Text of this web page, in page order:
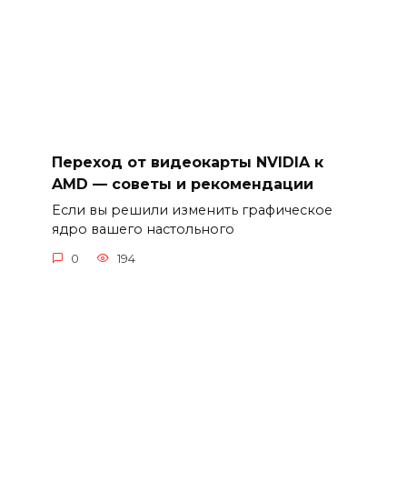
Переход от видеокарты NVIDIA к
AMD — советы и рекомендации
Если вы решили изменить графическое
ядро вашего настольного
0 194